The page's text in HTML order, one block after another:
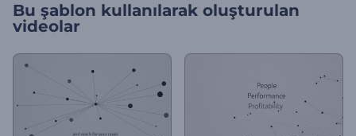
Bu şablon kullanılarak oluşturulan
videolar